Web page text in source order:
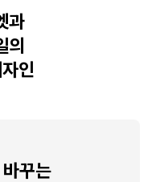
과
의
인
꾸는